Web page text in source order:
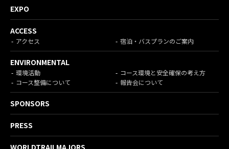
EXPO
ACCESS
アクセス 宿泊・バスプランのご案内
ENVIRONMENTAL
環境活動
コース環境と安全確保の考え方
コース整備について
報告会について
SPONSORS
PRESS
WORLDTRAILMAJORS